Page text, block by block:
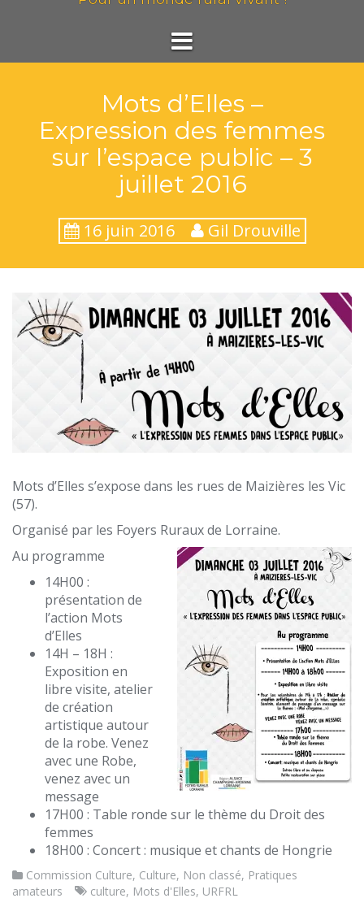
Mots d’Elles –
Expression des femmes
sur l’espace public – 3
juillet 2016
16 juin 2016 Gil Drouville
Mots d’Elles s’expose dans les rues de Maizières les Vic
(57).
Organisé par les Foyers Ruraux de Lorraine.
Au programme
14H00 :
présentation de
l’action Mots
d’Elles
14H – 18H :
Exposition en
libre visite, atelier
de création
artistique autour
de la robe. Venez
avec une Robe,
venez avec un
message
17H00 : Table ronde sur le thème du Droit des
femmes
18H00 : Concert : musique et chants de Hongrie
Commission Culture, Culture, Non classé, Pratiques
amateurs
culture, Mots d'Elles, URFRL